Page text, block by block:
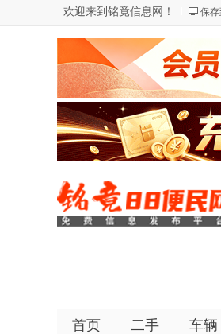
欢迎来到铭竟信息网！ 保
首页 二手 车辆